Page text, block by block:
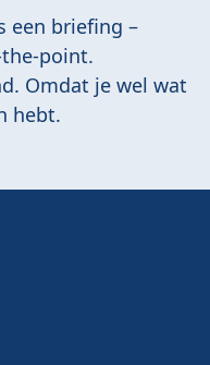
een briefing –
point.
Omdat je wel wat
hebt.